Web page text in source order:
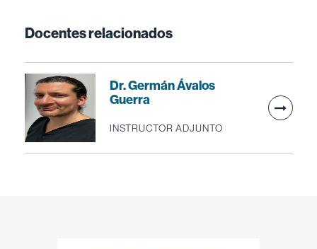
Docentes relacionados
Dr. Germán Ávalos
Guerra
INSTRUCTOR ADJUNTO